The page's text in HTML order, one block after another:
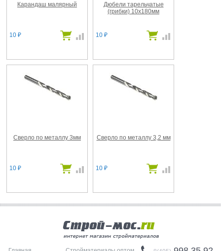
Карандаш малярный
10 ₽
Дюбели тарельчатые
(грибки) 10х180мм
10 ₽
Сверло по металлу 3мм
10 ₽
Сверло по металлу 3,2 мм
10 ₽